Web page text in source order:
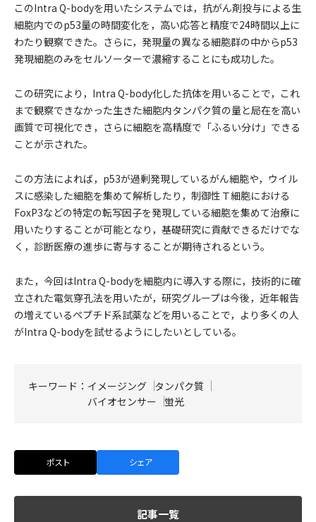
このIntra Q-bodyを用いたシステムでは，抗がん剤投与による生
細胞内でのp53量の時間変化を，高い応答と精度で24時間以上に
わたり観察できた。さらに，発現量の異なる細胞群の中からp53
発現細胞のみをセルソーターで濃縮することにも成功した。
この研究により，Intra Q-body化した抗体を用いることで，これ
まで観察できなかった生きた細胞内タンパク質の量と局在を高い
画質で可視化でき，さらに細胞を高精度で「ふるい分け」できる
ことが示された。
この方法によれば，p53が過剰発現しているがん細胞や，ウイル
スに感染した細胞を集めて解析したり，制御性Ｔ細胞における
FoxP3などの特定の転写因子を発現している細胞を集めて治療に
用いたりすることが可能となり，基礎研究に貢献できるだけでな
く，診断医療の進歩に寄与することが期待されるという。
また，今回はIntra Q-bodyを細胞内に導入する際に，技術的に確
立された電気穿孔法を用いたが，研究グループは今後，近年報告
の増えているペプチド系試薬などを用いることで，より多くの人
がIntra Q-bodyを試せるようにしたいとしている。
キーワード： イメージング タンパク質
バイオセンサー
蛍光
ポスト シェア
記事一覧